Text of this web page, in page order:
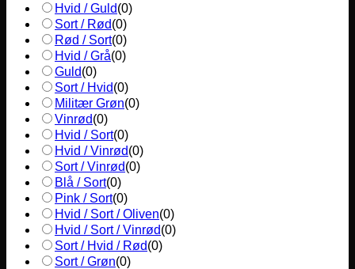
Hvid / Guld(0)
Sort / Rød(0)
Rød / Sort(0)
Hvid / Grå(0)
Guld(0)
Sort / Hvid(0)
Militær Grøn(0)
Vinrød(0)
Hvid / Sort(0)
Hvid / Vinrød(0)
Sort / Vinrød(0)
Blå / Sort(0)
Pink / Sort(0)
Hvid / Sort / Oliven(0)
Hvid / Sort / Vinrød(0)
Sort / Hvid / Rød(0)
Sort / Grøn(0)